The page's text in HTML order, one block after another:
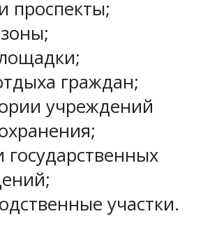
проспекты;
граждан;
учреждений
государственных
участки.